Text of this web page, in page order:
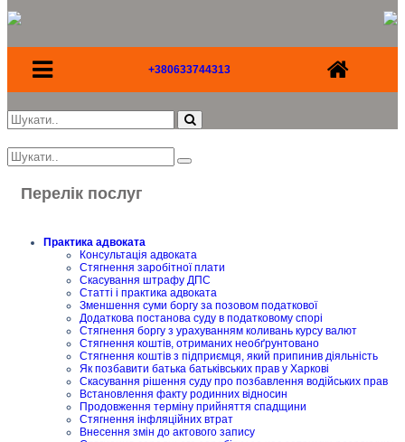
+380633744313
Перелік послуг
Практика адвоката
Консультація адвоката
Стягнення заробітної плати
Скасування штрафу ДПС
Статті і практика адвоката
Зменшення суми боргу за позовом податкової
Додаткова постанова суду в податковому спорі
Стягнення боргу з урахуванням коливань курсу валют
Стягнення коштів, отриманих необґрунтовано
Стягнення коштів з підприємця, який припинив діяльність
Як позбавити батька батьківських прав у Харкові
Скасування рішення суду про позбавлення водійських прав
Встановлення факту родинних відносин
Продовження терміну прийняття спадщини
Стягнення інфляційних втрат
Внесення змін до актового запису